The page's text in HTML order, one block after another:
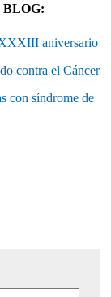
BLOG:
aniversario
contra el Cáncer
con síndrome de